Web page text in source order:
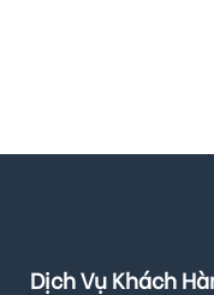
Dịch Vụ Khách